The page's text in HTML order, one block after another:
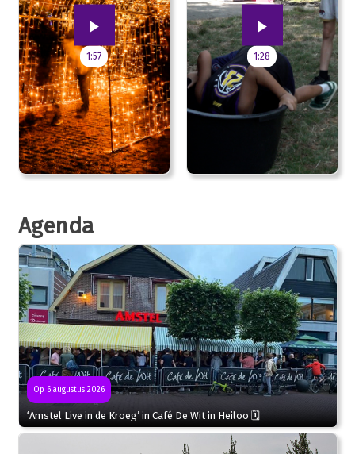
1:57 1:28
Agenda
Op 6 augustus 2026
‘Amstel Live in de Kroeg’ in Café De Wit in Heiloo 🗓